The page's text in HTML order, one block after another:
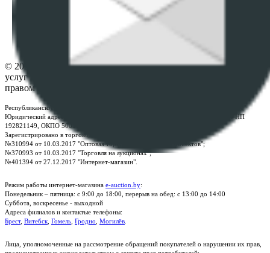
Настройки cookie-файлов
© 2026 Республиканское унитарное предприятие по оказанию
услуг "БелЮрОбеспечение" - Все права защищены авторским
правом
Республиканское унитарное предприятие по оказанию услуг "БелЮрОбеспечение"
Юридический адрес: г. Минск, пр-т. Дзержинского, 1Б, e-mail:
, УНП
192821149, ОКПО 500111895000
Зарегистрировано в торговом реестре Республики Беларусь:
№310994 от 10.03.2017 "Оптовая торговля без торговых объектов";
№370993 от 10.03.2017 "Торговля на аукционах";
№401394 от 27.12.2017 "Интернет-магазин".
Режим работы интернет-магазина e-auction.by:
Понедельник – пятница: с 9:00 до 18:00, перерыв на обед: с 13:00 до 14:00
Суббота, воскресенье - выходной
Адреса филиалов и контактые телефоны:
Брест, Витебск Гомель Гродно Могилёв
Лица, уполномоченные на рассмотрение обращений покупателей о нарушении их прав,